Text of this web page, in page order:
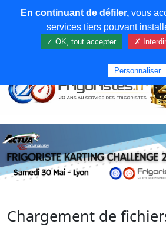
Chargement de
En continuant de défiler,vous
services tiers pouvant
✓ OK, tout accepter ✗
Personnaliser